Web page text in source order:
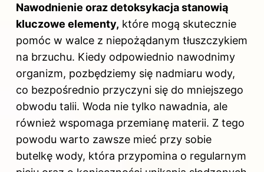
Nawodnienie oraz detoksykacja stanowią
kluczowe elementy, które mogą skutecznie
pomóc w walce z niepożądanym tłuszczykiem
na brzuchu. Kiedy odpowiednio nawodnimy
organizm, pozbędziemy się nadmiaru wody,
co bezpośrednio przyczyni się do mniejszego
obwodu talii. Woda nie tylko nawadnia, ale
również wspomaga przemianę materii. Z tego
powodu warto zawsze mieć przy sobie
butelkę wody, która przypomina o regularnym